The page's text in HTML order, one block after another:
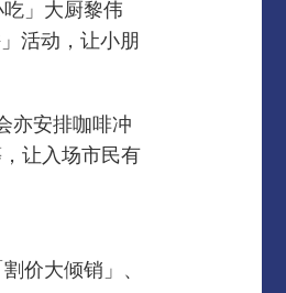
」大厨黎伟
活动，让小朋
亦安排咖啡冲
让入场市民有
价大倾销」、